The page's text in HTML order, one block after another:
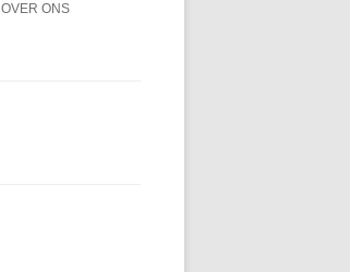
OVER ONS